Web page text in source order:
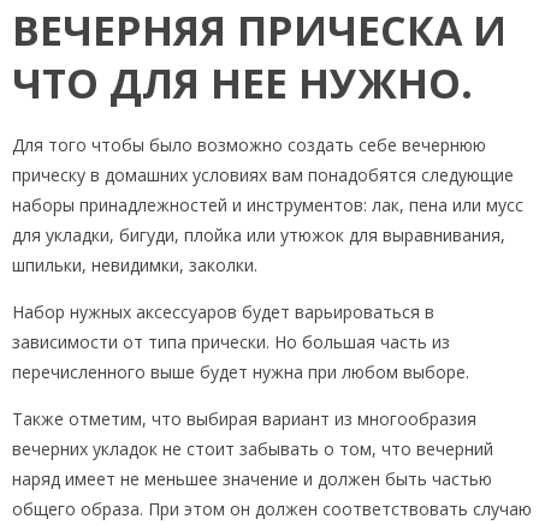
ВЕЧЕРНЯЯ ПРИЧЕСКА И
ЧТО ДЛЯ НЕЕ НУЖНО.
Для того чтобы было возможно создать себе вечернюю
прическу в домашних условиях вам понадобятся следующие
наборы принадлежностей и инструментов: лак, пена или мусс
для укладки, бигуди, плойка или утюжок для выравнивания,
шпильки, невидимки, заколки.
Набор нужных аксессуаров будет варьироваться в
зависимости от типа прически. Но большая часть из
перечисленного выше будет нужна при любом выборе.
Также отметим, что выбирая вариант из многообразия
вечерних укладок не стоит забывать о том, что вечерний
наряд имеет не меньшее значение и должен быть частью
общего образа. При этом он должен соответствовать случаю